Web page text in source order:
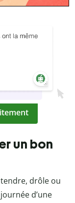
un bon
tendre, drôle ou
d’une